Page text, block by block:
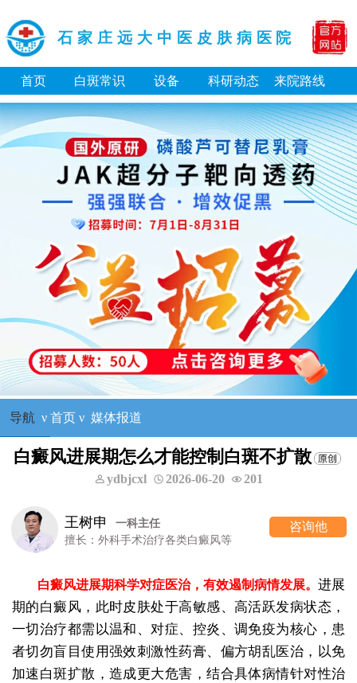
石家庄远大中医皮肤病医院
首页 白斑常识 设备 科研动态 来院路线
导航 ν 首页ν 媒体报道
白癜风进展期怎么才能控制白斑不扩散
ydbjcxl 2026-06-20 201
王树申
一科主任
擅长：外科手术治疗各类白癜风等
咨询他
白癜风进展期科学对症医治，有效遏制病情发展。进展
期的白癜风，此时皮肤处于高敏感、高活跃发病状态，
一切治疗都需以温和、对症、控炎、调免疫为核心，患
者切勿盲目使用强效刺激性药膏、偏方胡乱医治，以免
加速白斑扩散，造成更大危害，结合具体病情针对性治